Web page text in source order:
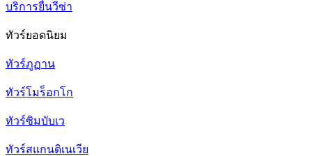
บริการยื่นวีซ่า
ทัวร์ยอดนิยม
ทัวร์ภูฏาน
ทัวร์โมร็อกโก
ทัวร์ซิมบับเว
ทัวร์สแกนดิเนเวีย